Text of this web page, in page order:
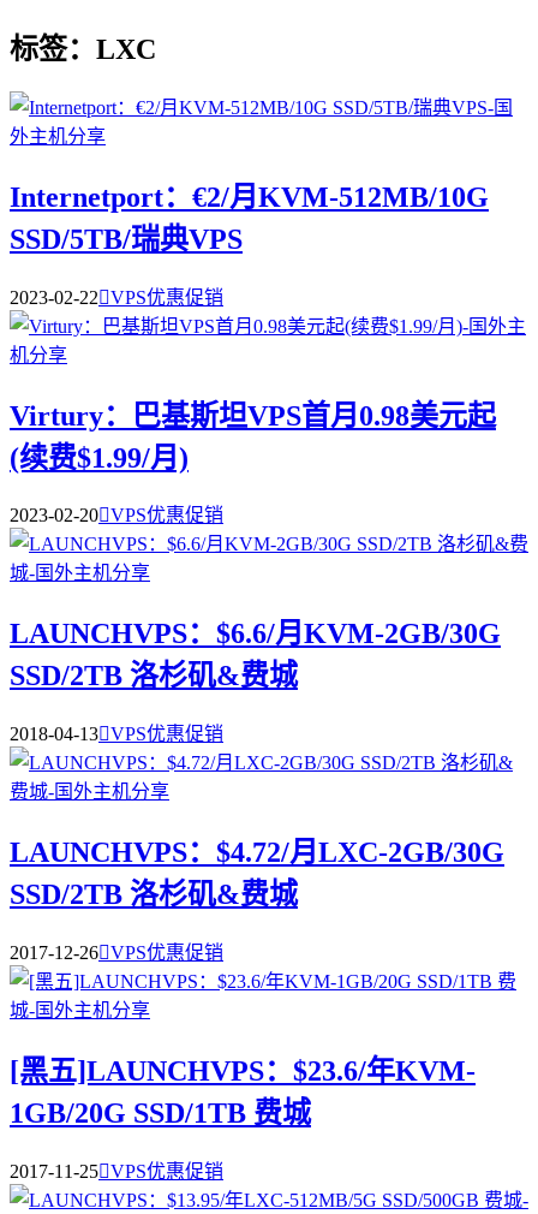
标签：LXC
Internetport：€2/月KVM-512MB/10G
SSD/5TB/瑞典VPS
2023-02-22VPS优惠促销
Virtury：巴基斯坦VPS首月0.98美元起
(续费$1.99/月)
2023-02-20VPS优惠促销
LAUNCHVPS：$6.6/月KVM-2GB/30G
SSD/2TB 洛杉矶&费城
2018-04-13VPS优惠促销
LAUNCHVPS：$4.72/月LXC-2GB/30G
SSD/2TB 洛杉矶&费城
2017-12-26VPS优惠促销
[黑五]LAUNCHVPS：$23.6/年KVM-
1GB/20G SSD/1TB 费城
2017-11-25VPS优惠促销